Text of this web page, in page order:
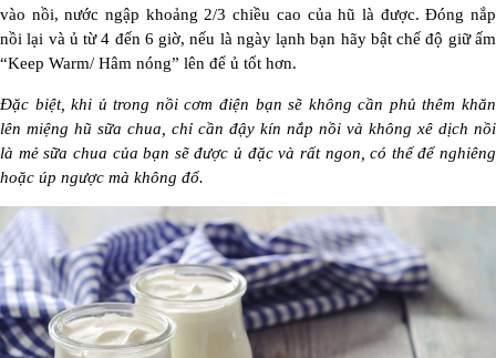
vào nồi, nước ngập khoảng 2/3 chiều cao của hũ là được. Đóng nắp
nồi lại và ủ từ 4 đến 6 giờ, nếu là ngày lạnh bạn hãy bật chế độ giữ ấm
“Keep Warm/ Hâm nóng” lên để ủ tốt hơn.
Đặc biệt, khi ủ trong nồi cơm điện bạn sẽ không cần phủ thêm khăn
lên miệng hũ sữa chua, chỉ cần đậy kín nắp nồi và không xê dịch nồi
là mẻ sữa chua của bạn sẽ được ủ đặc và rất ngon, có thể để nghiêng
hoặc úp ngược mà không đổ.